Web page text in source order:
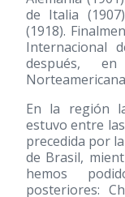
de Italia (1907)
(1918).
Internacional
después,
En la región
estuvo entre
precedida por
de Brasil,
hemos
posteriores: